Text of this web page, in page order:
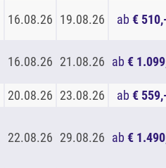
16.08.26 19.08.26 ab €
16.08.26 21.08.26 ab €
20.08.26 23.08.26 ab €
22.08.26 29.08.26 ab €